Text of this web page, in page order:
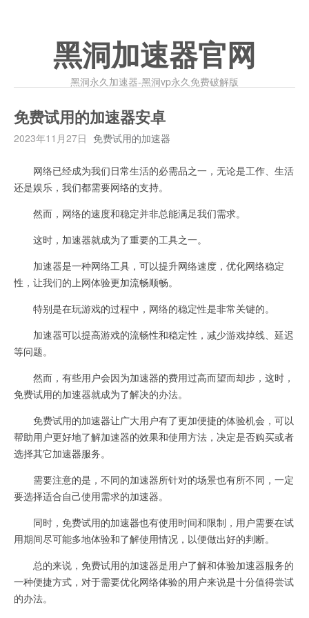
黑洞加速器官网
黑洞永久加速器-黑洞vp永久免费破解版
免费试用的加速器安卓
2023年11月27日 免费试用的加速器
网络已经成为我们日常生活的必需品之一，无论是工作、生活
还是娱乐，我们都需要网络的支持。
然而，网络的速度和稳定并非总能满足我们需求。
这时，加速器就成为了重要的工具之一。
加速器是一种网络工具，可以提升网络速度，优化网络稳定
性，让我们的上网体验更加流畅顺畅。
特别是在玩游戏的过程中，网络的稳定性是非常关键的。
加速器可以提高游戏的流畅性和稳定性，减少游戏掉线、延迟
等问题。
然而，有些用户会因为加速器的费用过高而望而却步，这时，
免费试用的加速器就成为了解决的办法。
免费试用的加速器让广大用户有了更加便捷的体验机会，可以
帮助用户更好地了解加速器的效果和使用方法，决定是否购买或者
选择其它加速器服务。
需要注意的是，不同的加速器所针对的场景也有所不同，一定
要选择适合自己使用需求的加速器。
同时，免费试用的加速器也有使用时间和限制，用户需要在试
用期间尽可能多地体验和了解使用情况，以便做出好的判断。
总的来说，免费试用的加速器是用户了解和体验加速器服务的
一种便捷方式，对于需要优化网络体验的用户来说是十分值得尝试
的办法。